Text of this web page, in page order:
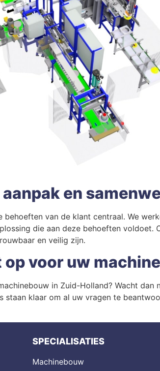
en
behoeften van de klant centraal. We
die aan deze behoeften
en veilig zijn.
op voor uw
in Zuid-Holland? Wacht dan
staan klaar om al uw vragen te
SPECIALISATIES
Machinebouw